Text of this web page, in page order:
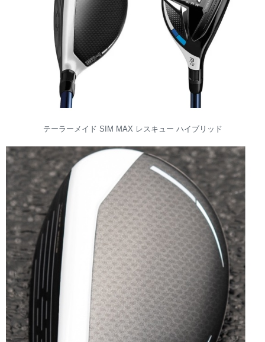
テーラーメイド SIM MAX レスキュー ハイブリッド